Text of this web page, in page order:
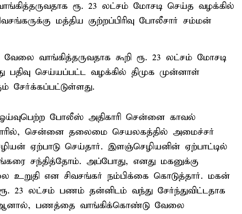
ரூ. 23 லட்சம் மோசடி செய்த வழக்கில்
மத்திய குற்றப்பிரிவு போலீசார் சம்மன்
வேலை வாங்கித்தருவதாக கூறி ரூ. 23 லட்சம் மோசடி
செய்யப்பட்ட வழக்கில் திமுக முன்னாள்
சேர்க்கப்பட்டுள்ளது.
போலீஸ் அதிகாரி சென்னை காவல்
சென்னை தலைமை செயலகத்தில் அமைச்சர்
ஏற்பாடு செய்தார். இளஞ்செழியனின் ஏற்பாட்டில்
சந்தித்தோம். அப்போது, எனது மகனுக்கு
உறுதி என சிவசங்கர் நம்பிக்கை கொடுத்தார். மகன்
23 லட்சம் பணம் தன்னிடம் வந்து சேர்ந்துவிட்டதாக
ஆனால், பணத்தை வாங்கிக்கொண்டு வேலை